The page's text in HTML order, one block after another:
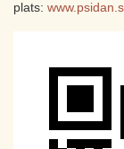
plats: